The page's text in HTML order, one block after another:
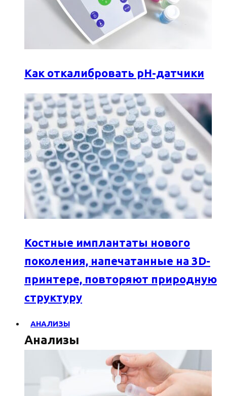
Как откалибровать pH-датчики
Костные имплантаты нового
поколения, напечатанные на 3D-
принтере, повторяют природную
структуру
АНАЛИЗЫ
Анализы